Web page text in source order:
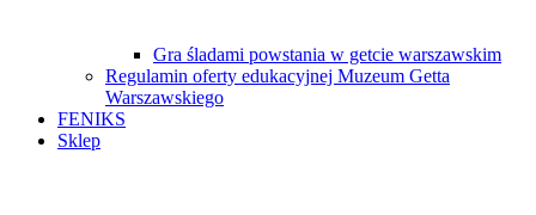
Gra śladami powstania w getcie warszawskim
Regulamin oferty edukacyjnej Muzeum Getta
Warszawskiego
FENIKS
Sklep